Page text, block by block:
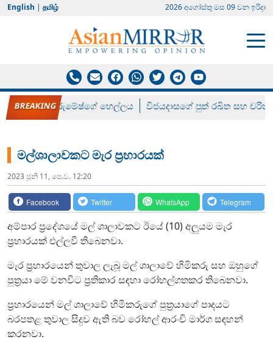
English | தமிழ் 2026 අගෝස්‍තු මස 09 වන ඉරිදා
රන් ගෙනා රුමේෂ්ගේ හෙල්ලය විජයදාසගේ පුත් රඛිත සහ චරිත්
මල්ශාලාවකට මැර ප්‍රහාරයක්
2023 ජූනි 11, පෙ.ව. 12:20
Facebook Twitter WhatsApp Telegram
අම්පාර ප්‍රදේශයේ මල් ශාලාවකට ඊයේ (10) අලුයම මැර
ප්‍රහාරයක් එල්ලවී තිබෙනවා.
මැර ප්‍රහාරයෙන් තුවාල ලැබූ මල් ශාලාවේ හිමිකරු සහ ඔහුගේ
පුත්‍රයා මේ වනවිට ප්‍රතිකාර සඳහා රෝහල්ගතකර තිබෙනවා.
ප්‍රහාරයෙන් මල් ශාලාවේ හිමිකරුගේ පුත්‍රයාගේ පාදයට
බරපතළ තුවාල සිදුව ඇති බව රෝහල් ආරංචි මාර්ග සඳහන්
කරනවා.